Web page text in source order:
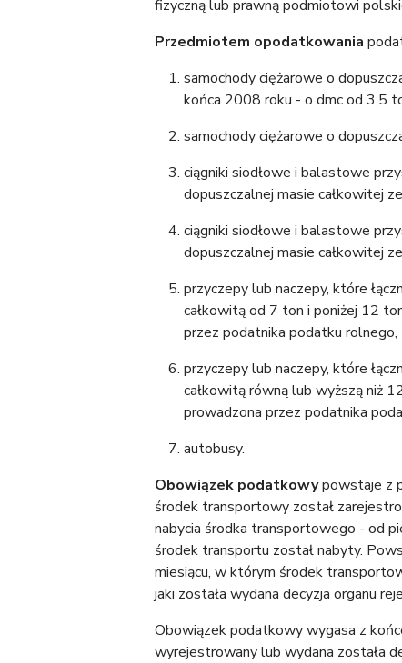
fizyczną lub prawną podmiotowi
Przedmiotem opodatkowania
samochody ciężarowe o
końca 2008 roku - o dmc od 3,5
samochody ciężarowe o
ciągniki siodłowe i balastowe
dopuszczalnej masie całkowitej
ciągniki siodłowe i balastowe
dopuszczalnej masie całkowitej
przyczepy lub naczepy, które
całkowitą od 7 ton i poniżej 12
przez podatnika podatku rolnego,
przyczepy lub naczepy, które
całkowitą równą lub wyższą niż
prowadzona przez podatnika
autobusy.
Obowiązek podatkowypowstaje z
środek transportowy został
nabycia środka transportowego - od
środek transportu został nabyty.
miesiącu, w którym środek
jaki została wydana decyzja organu
Obowiązek podatkowy wygasa z
wyrejestrowany lub wydana została